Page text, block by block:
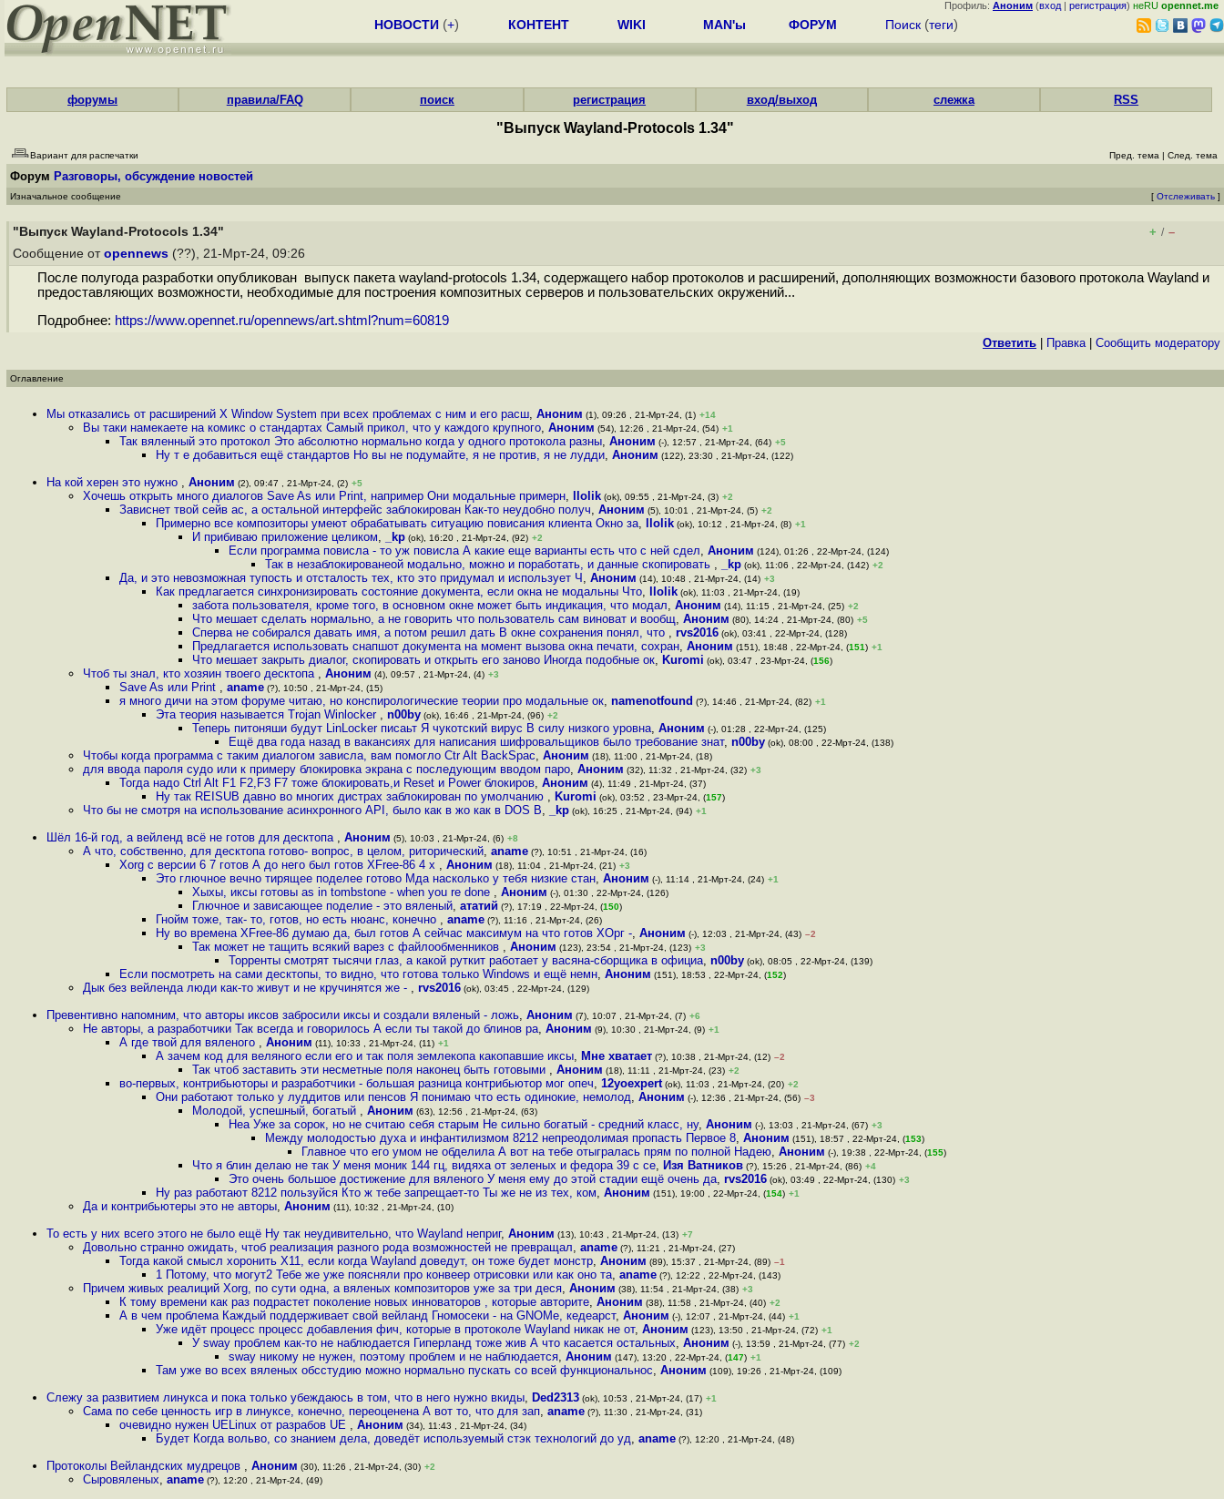
Профиль: Аноним (вход | регистрация) неRU opennet.me
НОВОСТИ (+) КОНТЕНТ WIKI MAN'ы ФОРУМ Поиск (теги)
форумы правила/FAQ поиск регистрация вход/выход слежка RSS
"Выпуск Wayland-Protocols 1.34"
Вариант для распечатки Пред. тема | След. тема
Форум Разговоры, обсуждение новостей
Изначальное сообщение [ Отслеживать ]
"Выпуск Wayland-Protocols 1.34" + / –
Сообщение от opennews (??), 21-Мрт-24, 09:26
После полугода разработки опубликован выпуск пакета wayland-protocols 1.34, содержащего набор протоколов и расширений, дополняющих возможности базового протокола Wayland и
предоставляющих возможности, необходимые для построения композитных серверов и пользовательских окружений...
Подробнее: https://www.opennet.ru/opennews/art.shtml?num=60819
Ответить Правка| Cообщить модератору
Оглавление
Мы отказались от расширений X Window System при всех проблемах с ним и его расш, Аноним (1), 09:26 , 21-Мрт-24, (1) +14
Вы таки намекаете на комикс о стандартах Самый прикол, что у каждого крупного, Аноним (54), 12:26 , 21-Мрт-24, (54) +1
Так вяленный это протокол Это абсолютно нормально когда у одного протокола разны, Аноним (-), 12:57 , 21-Мрт-24, (64) +5
Ну т е добавиться ещё стандартов Но вы не подумайте, я не против, я не лудди, Аноним (122), 23:30 , 21-Мрт-24, (122)
На кой херен это нужно , Аноним (2), 09:47 , 21-Мрт-24, (2) +5
Хочешь открыть много диалогов Save As или Print, например Они модальные примерн, llolik (ok), 09:55 , 21-Мрт-24, (3) +2
Зависнет твой сейв ас, а остальной интерфейс заблокирован Как-то неудобно получ, Аноним (5), 10:01 , 21-Мрт-24, (5) +2
Примерно все композиторы умеют обрабатывать ситуацию повисания клиента Окно за, llolik (ok), 10:12 , 21-Мрт-24, (8) +1
И прибиваю приложение целиком, _kp (ok), 16:20 , 21-Мрт-24, (92) +2
Если программа повисла - то уж повисла А какие еще варианты есть что с ней сдел, Аноним (124), 01:26 , 22-Мрт-24, (124)
Так в незаблокированеой модально, можно и поработать, и данные скопировать , _kp (ok), 11:06 , 22-Мрт-24, (142) +2
Да, и это невозможная тупость и отсталость тех, кто это придумал и использует Ч , Аноним (14), 10:48 , 21-Мрт-24, (14) +3
Как предлагается синхронизировать состояние документа, если окна не модальны Что, llolik (ok), 11:03 , 21-Мрт-24, (19)
забота пользователя, кроме того, в основном окне может быть индикация, что модал, Аноним (14), 11:15 , 21-Мрт-24, (25) +2
Что мешает сделать нормально, а не говорить что пользователь сам виноват и вообщ, Аноним (80), 14:24 , 21-Мрт-24, (80) +5
Сперва не собирался давать имя, а потом решил дать В окне сохранения понял, что , rvs2016 (ok), 03:41 , 22-Мрт-24, (128)
Предлагается использовать снапшот документа на момент вызова окна печати, сохран, Аноним (151), 18:48 , 22-Мрт-24, (151) +1
Что мешает закрыть диалог, скопировать и открыть его заново Иногда подобные ок, Kuromi (ok), 03:47 , 23-Мрт-24, (156)
Чтоб ты знал, кто хозяин твоего десктопа , Аноним (4), 09:57 , 21-Мрт-24, (4) +3
Save As или Print , aname (?), 10:50 , 21-Мрт-24, (15)
я много дичи на этом форуме читаю, но конспирологические теории про модальные ок, namenotfound (?), 14:46 , 21-Мрт-24, (82) +1
Эта теория называется Trojan Winlocker , n00by (ok), 16:46 , 21-Мрт-24, (96) +2
Теперь питоняши будут LinLocker писаьт Я чукотский вирус В силу низкого уровна, Аноним (-), 01:28 , 22-Мрт-24, (125)
Ещё два года назад в вакансиях для написания шифровальщиков было требование знат, n00by (ok), 08:00 , 22-Мрт-24, (138)
Чтобы когда программа с таким диалогом зависла, вам помогло Ctr Alt BackSpac, Аноним (18), 11:00 , 21-Мрт-24, (18)
для ввода пароля судо или к примеру блокировка экрана с последующим вводом паро, Аноним (32), 11:32 , 21-Мрт-24, (32) +3
Тогда надо Ctrl Alt F1 F2,F3 F7 тоже блокировать,и Reset и Power блокиров, Аноним (4), 11:49 , 21-Мрт-24, (37)
Ну так REISUB давно во многих дистрах заблокирован по умолчанию , Kuromi (ok), 03:52 , 23-Мрт-24, (157)
Что бы не смотря на использование асинхронного API, было как в жо как в DOS В, _kp (ok), 16:25 , 21-Мрт-24, (94) +1
Шёл 16-й год, а вейленд всё не готов для десктопа , Аноним (5), 10:03 , 21-Мрт-24, (6) +8
А что, собственно, для десктопа готово- вопрос, в целом, риторический, aname (?), 10:51 , 21-Мрт-24, (16)
Xorg с версии 6 7 готов А до него был готов XFree-86 4 x , Аноним (18), 11:04 , 21-Мрт-24, (21) +3
Это глючное вечно тирящее поделее готово Мда насколько у тебя низкие стан, Аноним (-), 11:14 , 21-Мрт-24, (24) +1
Хыхы, иксы готовы as in tombstone - when you re done , Аноним (-), 01:30 , 22-Мрт-24, (126)
Глючное и зависающее поделие - это вяленый, ататий (?), 17:19 , 22-Мрт-24, (150)
Гнойм тоже, так- то, готов, но есть нюанс, конечно , aname (?), 11:16 , 21-Мрт-24, (26)
Ну во времена XFree-86 думаю да, был готов А сейчас максимум на что готов ХОрг -, Аноним (-), 12:03 , 21-Мрт-24, (43) –2
Так может не тащить всякий варез с файлообменников , Аноним (123), 23:54 , 21-Мрт-24, (123) +3
Торренты смотрят тысячи глаз, а какой руткит работает у васяна-сборщика в официа, n00by (ok), 08:05 , 22-Мрт-24, (139)
Если посмотреть на сами десктопы, то видно, что готова только Windows и ещё немн, Аноним (151), 18:53 , 22-Мрт-24, (152)
Дык без вейленда люди как-то живут и не кручинятся же - , rvs2016 (ok), 03:45 , 22-Мрт-24, (129)
Превентивно напомним, что авторы иксов забросили иксы и создали вяленый - ложь, Аноним (7), 10:07 , 21-Мрт-24, (7) +6
Не авторы, а разработчики Так всегда и говорилось А если ты такой до блинов ра, Аноним (9), 10:30 , 21-Мрт-24, (9) +1
А где твой для вяленого , Аноним (11), 10:33 , 21-Мрт-24, (11) +1
А зачем код для веляного если его и так поля землекопа какопавшие иксы, Мне хватает (?), 10:38 , 21-Мрт-24, (12) –2
Так чтоб заставить эти несметные поля наконец быть готовыми , Аноним (18), 11:11 , 21-Мрт-24, (23) +2
во-первых, контрибьюторы и разработчики - большая разница контрибьютор мог опеч, 12yoexpert (ok), 11:03 , 21-Мрт-24, (20) +2
Они работают только у луддитов или пенсов Я понимаю что есть одинокие, немолод, Аноним (-), 12:36 , 21-Мрт-24, (56) –3
Молодой, успешный, богатый , Аноним (63), 12:56 , 21-Мрт-24, (63)
Неа Уже за сорок, но не считаю себя старым Не сильно богатый - средний класс, ну, Аноним (-), 13:03 , 21-Мрт-24, (67) +3
Между молодостью духа и инфантилизмом 8212 непреодолимая пропасть Первое 8, Аноним (151), 18:57 , 22-Мрт-24, (153)
Главное что его умом не обделила А вот на тебе отыгралась прям по полной Надею, Аноним (-), 19:38 , 22-Мрт-24, (155)
Что я блин делаю не так У меня моник 144 гц, видяха от зеленых и федора 39 с се, Изя Ватников (?), 15:26 , 21-Мрт-24, (86) +4
Это очень большое достижение для вяленого У меня ему до этой стадии ещё очень да, rvs2016 (ok), 03:49 , 22-Мрт-24, (130) +3
Ну раз работают 8212 пользуйся Кто ж тебе запрещает-то Ты же не из тех, ком, Аноним (151), 19:00 , 22-Мрт-24, (154) +1
Да и контрибьютеры это не авторы, Аноним (11), 10:32 , 21-Мрт-24, (10)
То есть у них всего этого не было ещё Ну так неудивительно, что Wayland неприг, Аноним (13), 10:43 , 21-Мрт-24, (13) +7
Довольно странно ожидать, чтоб реализация разного рода возможностей не превращал, aname (?), 11:21 , 21-Мрт-24, (27)
Тогда какой смысл хоронить X11, если когда Wayland доведут, он тоже будет монстр, Аноним (89), 15:37 , 21-Мрт-24, (89) –1
1 Потому, что могут2 Тебе же уже поясняли про конвеер отрисовки или как оно та, aname (?), 12:22 , 22-Мрт-24, (143)
Причем живых реалиций Xorg, по сути одна, а вяленых композиторов уже за три деся, Аноним (38), 11:54 , 21-Мрт-24, (38) +3
К тому времени как раз подрастет поколение новых инноваторов , которые авторите, Аноним (38), 11:58 , 21-Мрт-24, (40) +2
А в чем проблема Каждый поддерживает свой вейланд Гномосеки - на GNOMе, кедеарст, Аноним (-), 12:07 , 21-Мрт-24, (44) +1
Уже идёт процесс процесс добавления фич, которые в протоколе Wayland никак не от, Аноним (123), 13:50 , 21-Мрт-24, (72) +1
У sway проблем как-то не наблюдается Гиперланд тоже жив А что касается остальных, Аноним (-), 13:59 , 21-Мрт-24, (77) +2
sway никому не нужен, поэтому проблем и не наблюдается, Аноним (147), 13:20 , 22-Мрт-24, (147) +1
Там уже во всех вяленых обсстудию можно нормально пускать со всей функциональнос, Аноним (109), 19:26 , 21-Мрт-24, (109)
Слежу за развитием линукса и пока только убеждаюсь в том, что в него нужно вкиды, Ded2313 (ok), 10:53 , 21-Мрт-24, (17) +1
Сама по себе ценность игр в линуксе, конечно, переоценена А вот то, что для зап, aname (?), 11:30 , 21-Мрт-24, (31)
очевидно нужен UELinux от разрабов UE , Аноним (34), 11:43 , 21-Мрт-24, (34)
Будет Когда вольво, со знанием дела, доведёт используемый стэк технологий до уд, aname (?), 12:20 , 21-Мрт-24, (48)
Протоколы Вейландских мудрецов , Аноним (30), 11:26 , 21-Мрт-24, (30) +2
Сыровяленых, aname (?), 12:20 , 21-Мрт-24, (49)